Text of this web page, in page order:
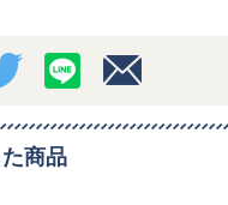
商品